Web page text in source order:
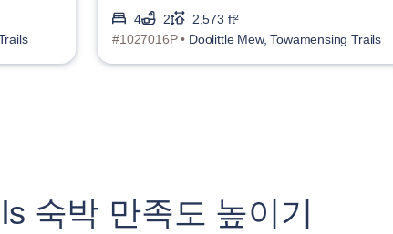
4 2
2,573 ft²
#1027016P • Doolittle Mew, Towamensing Trails
숙박 만족도 높이기